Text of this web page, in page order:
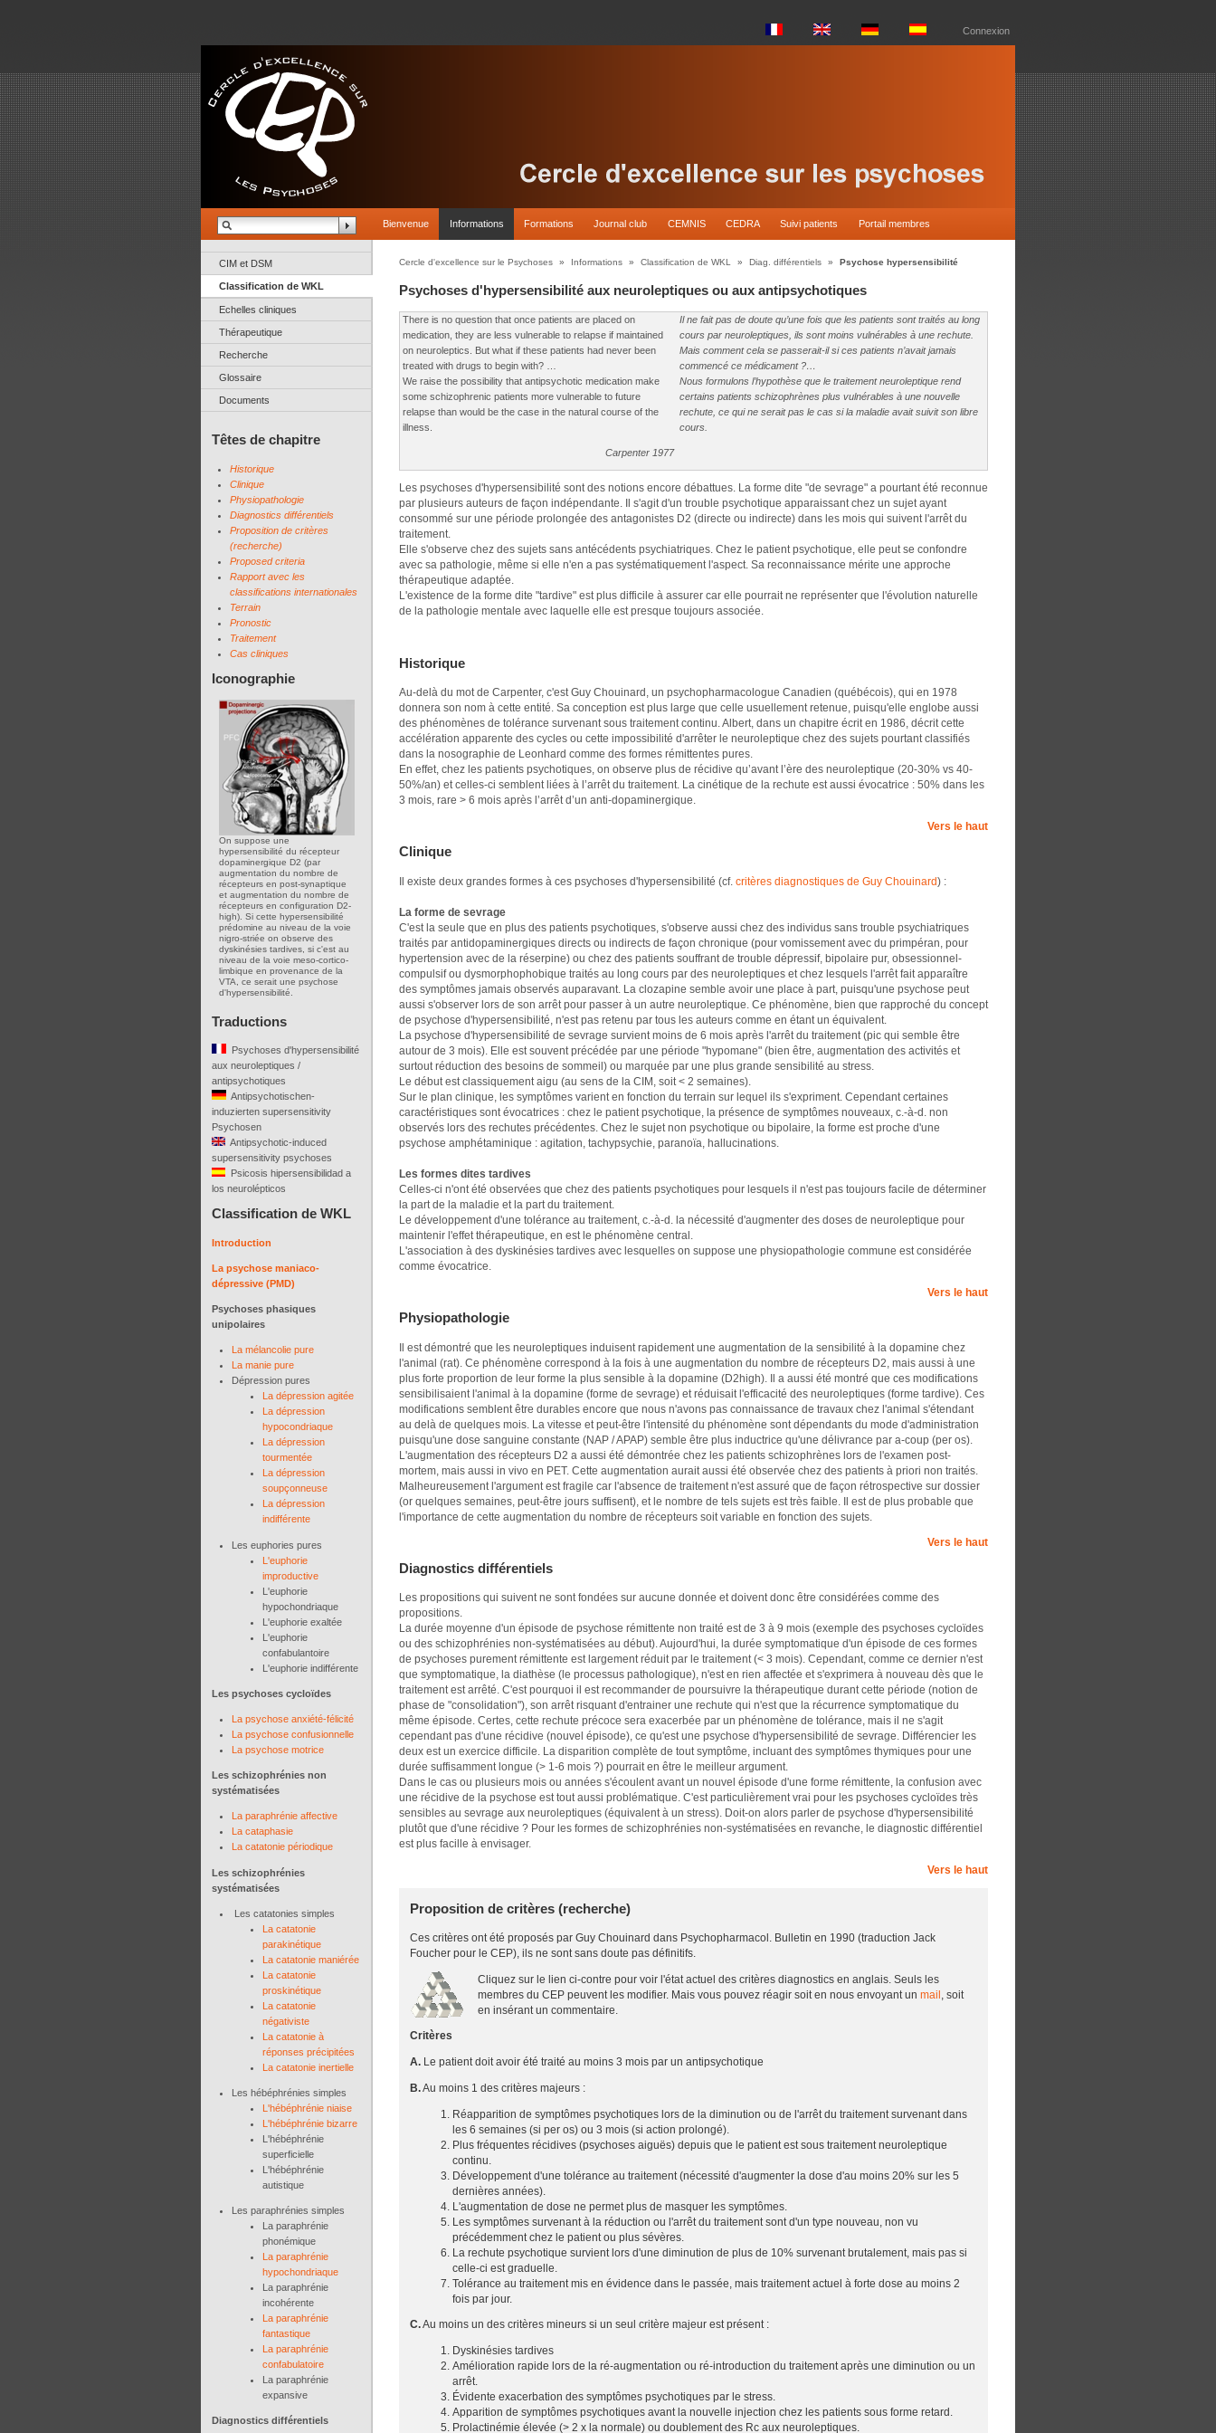
Connexion
Bienvenue Informations Formations Journal club CEMNIS CEDRA Suivi patients Portail membres
CIM et DSM
Classification de WKL
Echelles cliniques
Thérapeutique
Recherche
Glossaire
Documents
Têtes de chapitre
Historique
Clinique
Physiopathologie
Diagnostics différentiels
Proposition de critères
(recherche)
Proposed criteria
Rapport avec les
classifications internationales
Terrain
Pronostic
Traitement
Cas cliniques
Iconographie
On suppose une
hypersensibilité du récepteur
dopaminergique D2 (par
augmentation du nombre de
récepteurs en post-synaptique
et augmentation du nombre de
récepteurs en configuration D2-
high). Si cette hypersensibilité
prédomine au niveau de la voie
nigro-striée on observe des
dyskinésies tardives, si c'est au
niveau de la voie meso-cortico-
limbique en provenance de la
VTA, ce serait une psychose
d'hypersensibilité.
Traductions
Psychoses d'hypersensibilité
aux neuroleptiques /
antipsychotiques
Antipsychotischen-
induzierten supersensitivity
Psychosen
Antipsychotic-induced
supersensitivity psychoses
Psicosis hipersensibilidad a
los neurolépticos
Classification de WKL
Introduction
La psychose maniaco-
dépressive (PMD)
Psychoses phasiques
unipolaires
La mélancolie pure
La manie pure
Dépression pures
La dépression agitée
La dépression
hypocondriaque
La dépression
tourmentée
La dépression
soupçonneuse
La dépression
indifférente
Les euphories pures
L'euphorie
improductive
L'euphorie
hypochondriaque
L'euphorie exaltée
L'euphorie
confabulantoire
L'euphorie indifférente
Les psychoses cycloïdes
La psychose anxiété-félicité
La psychose confusionnelle
La psychose motrice
Les schizophrénies non
systématisées
La paraphrénie affective
La cataphasie
La catatonie périodique
Les schizophrénies
systématisées
Les catatonies simples
La catatonie
parakinétique
La catatonie maniérée
La catatonie
proskinétique
La catatonie
négativiste
La catatonie à
réponses précipitées
La catatonie inertielle
Les hébéphrénies simples
L'hébéphrénie niaise
L'hébéphrénie bizarre
L'hébéphrénie
superficielle
L'hébéphrénie
autistique
Les paraphrénies simples
La paraphrénie
phonémique
La paraphrénie
hypochondriaque
La paraphrénie
incohérente
La paraphrénie
fantastique
La paraphrénie
confabulatoire
La paraphrénie
expansive
Diagnostics différentiels
Cercle d'excellence sur le Psychoses » Informations » Classification de WKL » Diag. différentiels » Psychose hypersensibilité
Psychoses d'hypersensibilité aux neuroleptiques ou aux antipsychotiques
There is no question that once patients are placed on
medication, they are less vulnerable to relapse if maintained
on neuroleptics. But what if these patients had never been
treated with drugs to begin with? …
We raise the possibility that antipsychotic medication make
some schizophrenic patients more vulnerable to future
relapse than would be the case in the natural course of the
illness.
Carpenter 1977
Il ne fait pas de doute qu’une fois que les patients sont traités au long
cours par neuroleptiques, ils sont moins vulnérables à une rechute.
Mais comment cela se passerait-il si ces patients n’avait jamais
commencé ce médicament ?…
Nous formulons l’hypothèse que le traitement neuroleptique rend
certains patients schizophrènes plus vulnérables à une nouvelle
rechute, ce qui ne serait pas le cas si la maladie avait suivit son libre
cours.
Les psychoses d'hypersensibilité sont des notions encore débattues. La forme dite "de sevrage" a pourtant été reconnue
par plusieurs auteurs de façon indépendante. Il s'agit d'un trouble psychotique apparaissant chez un sujet ayant
consommé sur une période prolongée des antagonistes D2 (directe ou indirecte) dans les mois qui suivent l'arrêt du
traitement.
Elle s'observe chez des sujets sans antécédents psychiatriques. Chez le patient psychotique, elle peut se confondre
avec sa pathologie, même si elle n'en a pas systématiquement l'aspect. Sa reconnaissance mérite une approche
thérapeutique adaptée.
L'existence de la forme dite "tardive" est plus difficile à assurer car elle pourrait ne représenter que l'évolution naturelle
de la pathologie mentale avec laquelle elle est presque toujours associée.
Historique
Au-delà du mot de Carpenter, c'est Guy Chouinard, un psychopharmacologue Canadien (québécois), qui en 1978
donnera son nom à cette entité. Sa conception est plus large que celle usuellement retenue, puisqu'elle englobe aussi
des phénomènes de tolérance survenant sous traitement continu. Albert, dans un chapitre écrit en 1986, décrit cette
accélération apparente des cycles ou cette impossibilité d'arrêter le neuroleptique chez des sujets pourtant classifiés
dans la nosographie de Leonhard comme des formes rémittentes pures.
En effet, chez les patients psychotiques, on observe plus de récidive qu’avant l’ère des neuroleptique (20-30% vs 40-
50%/an) et celles-ci semblent liées à l’arrêt du traitement. La cinétique de la rechute est aussi évocatrice : 50% dans les
3 mois, rare > 6 mois après l’arrêt d’un anti-dopaminergique.
Vers le haut
Clinique
Il existe deux grandes formes à ces psychoses d'hypersensibilité (cf. critères diagnostiques de Guy Chouinard) :
La forme de sevrage
C'est la seule que en plus des patients psychotiques, s'observe aussi chez des individus sans trouble psychiatriques
traités par antidopaminergiques directs ou indirects de façon chronique (pour vomissement avec du primpéran, pour
hypertension avec de la réserpine) ou chez des patients souffrant de trouble dépressif, bipolaire pur, obsessionnel-
compulsif ou dysmorphophobique traités au long cours par des neuroleptiques et chez lesquels l'arrêt fait apparaître
des symptômes jamais observés auparavant. La clozapine semble avoir une place à part, puisqu'une psychose peut
aussi s'observer lors de son arrêt pour passer à un autre neuroleptique. Ce phénomène, bien que rapproché du concept
de psychose d'hypersensibilité, n'est pas retenu par tous les auteurs comme en étant un équivalent.
La psychose d'hypersensibilité de sevrage survient moins de 6 mois après l'arrêt du traitement (pic qui semble être
autour de 3 mois). Elle est souvent précédée par une période "hypomane" (bien être, augmentation des activités et
surtout réduction des besoins de sommeil) ou marquée par une plus grande sensibilité au stress.
Le début est classiquement aigu (au sens de la CIM, soit < 2 semaines).
Sur le plan clinique, les symptômes varient en fonction du terrain sur lequel ils s'expriment. Cependant certaines
caractéristiques sont évocatrices : chez le patient psychotique, la présence de symptômes nouveaux, c.-à-d. non
observés lors des rechutes précédentes. Chez le sujet non psychotique ou bipolaire, la forme est proche d'une
psychose amphétaminique : agitation, tachypsychie, paranoïa, hallucinations.
Les formes dites tardives
Celles-ci n'ont été observées que chez des patients psychotiques pour lesquels il n'est pas toujours facile de déterminer
la part de la maladie et la part du traitement.
Le développement d'une tolérance au traitement, c.-à-d. la nécessité d'augmenter des doses de neuroleptique pour
maintenir l'effet thérapeutique, en est le phénomène central.
L'association à des dyskinésies tardives avec lesquelles on suppose une physiopathologie commune est considérée
comme évocatrice.
Vers le haut
Physiopathologie
Il est démontré que les neuroleptiques induisent rapidement une augmentation de la sensibilité à la dopamine chez
l'animal (rat). Ce phénomène correspond à la fois à une augmentation du nombre de récepteurs D2, mais aussi à une
plus forte proportion de leur forme la plus sensible à la dopamine (D2high). Il a aussi été montré que ces modifications
sensibilisaient l'animal à la dopamine (forme de sevrage) et réduisait l'efficacité des neuroleptiques (forme tardive). Ces
modifications semblent être durables encore que nous n'avons pas connaissance de travaux chez l'animal s'étendant
au delà de quelques mois. La vitesse et peut-être l'intensité du phénomène sont dépendants du mode d'administration
puisqu'une dose sanguine constante (NAP / APAP) semble être plus inductrice qu'une délivrance par a-coup (per os).
L'augmentation des récepteurs D2 a aussi été démontrée chez les patients schizophrènes lors de l'examen post-
mortem, mais aussi in vivo en PET. Cette augmentation aurait aussi été observée chez des patients à priori non traités.
Malheureusement l'argument est fragile car l'absence de traitement n'est assuré que de façon rétrospective sur dossier
(or quelques semaines, peut-être jours suffisent), et le nombre de tels sujets est très faible. Il est de plus probable que
l'importance de cette augmentation du nombre de récepteurs soit variable en fonction des sujets.
Vers le haut
Diagnostics différentiels
Les propositions qui suivent ne sont fondées sur aucune donnée et doivent donc être considérées comme des
propositions.
La durée moyenne d'un épisode de psychose rémittente non traité est de 3 à 9 mois (exemple des psychoses cycloïdes
ou des schizophrénies non-systématisées au début). Aujourd'hui, la durée symptomatique d'un épisode de ces formes
de psychoses purement rémittente est largement réduit par le traitement (< 3 mois). Cependant, comme ce dernier n'est
que symptomatique, la diathèse (le processus pathologique), n'est en rien affectée et s'exprimera à nouveau dès que le
traitement est arrêté. C'est pourquoi il est recommander de poursuivre la thérapeutique durant cette période (notion de
phase de "consolidation"), son arrêt risquant d'entrainer une rechute qui n'est que la récurrence symptomatique du
même épisode. Certes, cette rechute précoce sera exacerbée par un phénomène de tolérance, mais il ne s'agit
cependant pas d'une récidive (nouvel épisode), ce qu'est une psychose d'hypersensibilité de sevrage. Différencier les
deux est un exercice difficile. La disparition complète de tout symptôme, incluant des symptômes thymiques pour une
durée suffisamment longue (> 1-6 mois ?) pourrait en être le meilleur argument.
Dans le cas ou plusieurs mois ou années s'écoulent avant un nouvel épisode d'une forme rémittente, la confusion avec
une récidive de la psychose est tout aussi problématique. C'est particulièrement vrai pour les psychoses cycloïdes très
sensibles au sevrage aux neuroleptiques (équivalent à un stress). Doit-on alors parler de psychose d'hypersensibilité
plutôt que d'une récidive ? Pour les formes de schizophrénies non-systématisées en revanche, le diagnostic différentiel
est plus facille à envisager.
Vers le haut
Proposition de critères (recherche)
Ces critères ont été proposés par Guy Chouinard dans Psychopharmacol. Bulletin en 1990 (traduction Jack
Foucher pour le CEP), ils ne sont sans doute pas définitifs.
Cliquez sur le lien ci-contre pour voir l'état actuel des critères diagnostics en anglais. Seuls les
membres du CEP peuvent les modifier. Mais vous pouvez réagir soit en nous envoyant un mail , soit
en insérant un commentaire.
Critères
A.Le patient doit avoir été traité au moins 3 mois par un antipsychotique
B.Au moins 1 des critères majeurs :
Réapparition de symptômes psychotiques lors de la diminution ou de l'arrêt du traitement survenant dans
les 6 semaines (si per os) ou 3 mois (si action prolongé).
Plus fréquentes récidives (psychoses aiguës) depuis que le patient est sous traitement neuroleptique
continu.
Développement d'une tolérance au traitement (nécessité d'augmenter la dose d'au moins 20% sur les 5
dernières années).
L'augmentation de dose ne permet plus de masquer les symptômes.
Les symptômes survenant à la réduction ou l'arrêt du traitement sont d'un type nouveau, non vu
précédemment chez le patient ou plus sévères.
La rechute psychotique survient lors d'une diminution de plus de 10% survenant brutalement, mais pas si
celle-ci est graduelle.
Tolérance au traitement mis en évidence dans le passée, mais traitement actuel à forte dose au moins 2
fois par jour.
C.Au moins un des critères mineurs si un seul critère majeur est présent :
Dyskinésies tardives
Amélioration rapide lors de la ré-augmentation ou ré-introduction du traitement après une diminution ou un
arrêt.
Évidente exacerbation des symptômes psychotiques par le stress.
Apparition de symptômes psychotiques avant la nouvelle injection chez les patients sous forme retard.
Prolactinémie élevée (> 2 x la normale) ou doublement des Rc aux neuroleptiques.